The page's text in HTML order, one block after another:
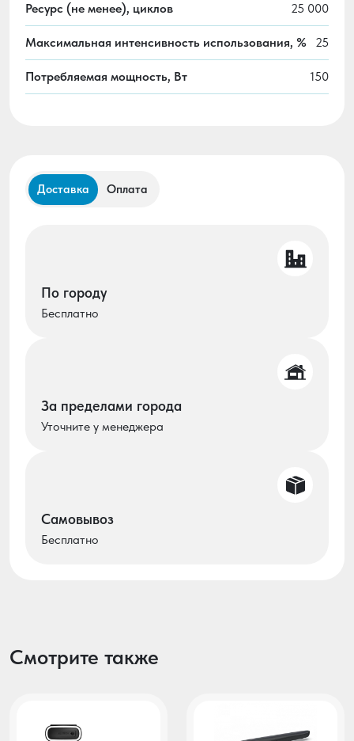
Ресурс (не менее), циклов 25 000
Максимальная интенсивность использования, % 25
Потребляемая мощность, Вт 150
Доставка Оплата
По городу
Бесплатно
За пределами города
Уточните у менеджера
Самовывоз
Бесплатно
Смотрите также